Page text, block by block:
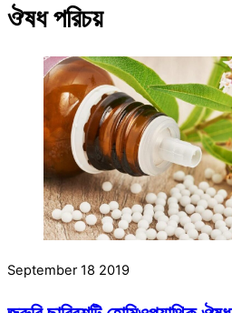
ঔষধ পরিচয়
September 18 2019